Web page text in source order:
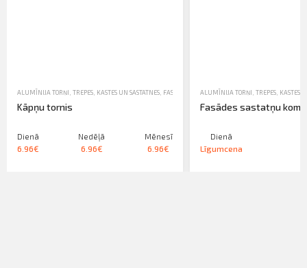
ALUMĪNIJA TORŅI, TREPES, KASTES UN SASTATNES FASĀDES SASTATNES,NOMA
Kāpņu tornis
Dienā
6.96€
Nedēļā
6.96€
Mēnesī
6.96€
ALUMĪNIJA TORŅI, TREPES, KASTES
Fasādes sastatņu
Dienā
Līgumcena